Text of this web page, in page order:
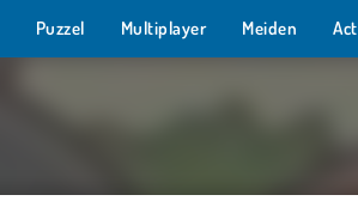
Puzzel Multiplayer Meiden